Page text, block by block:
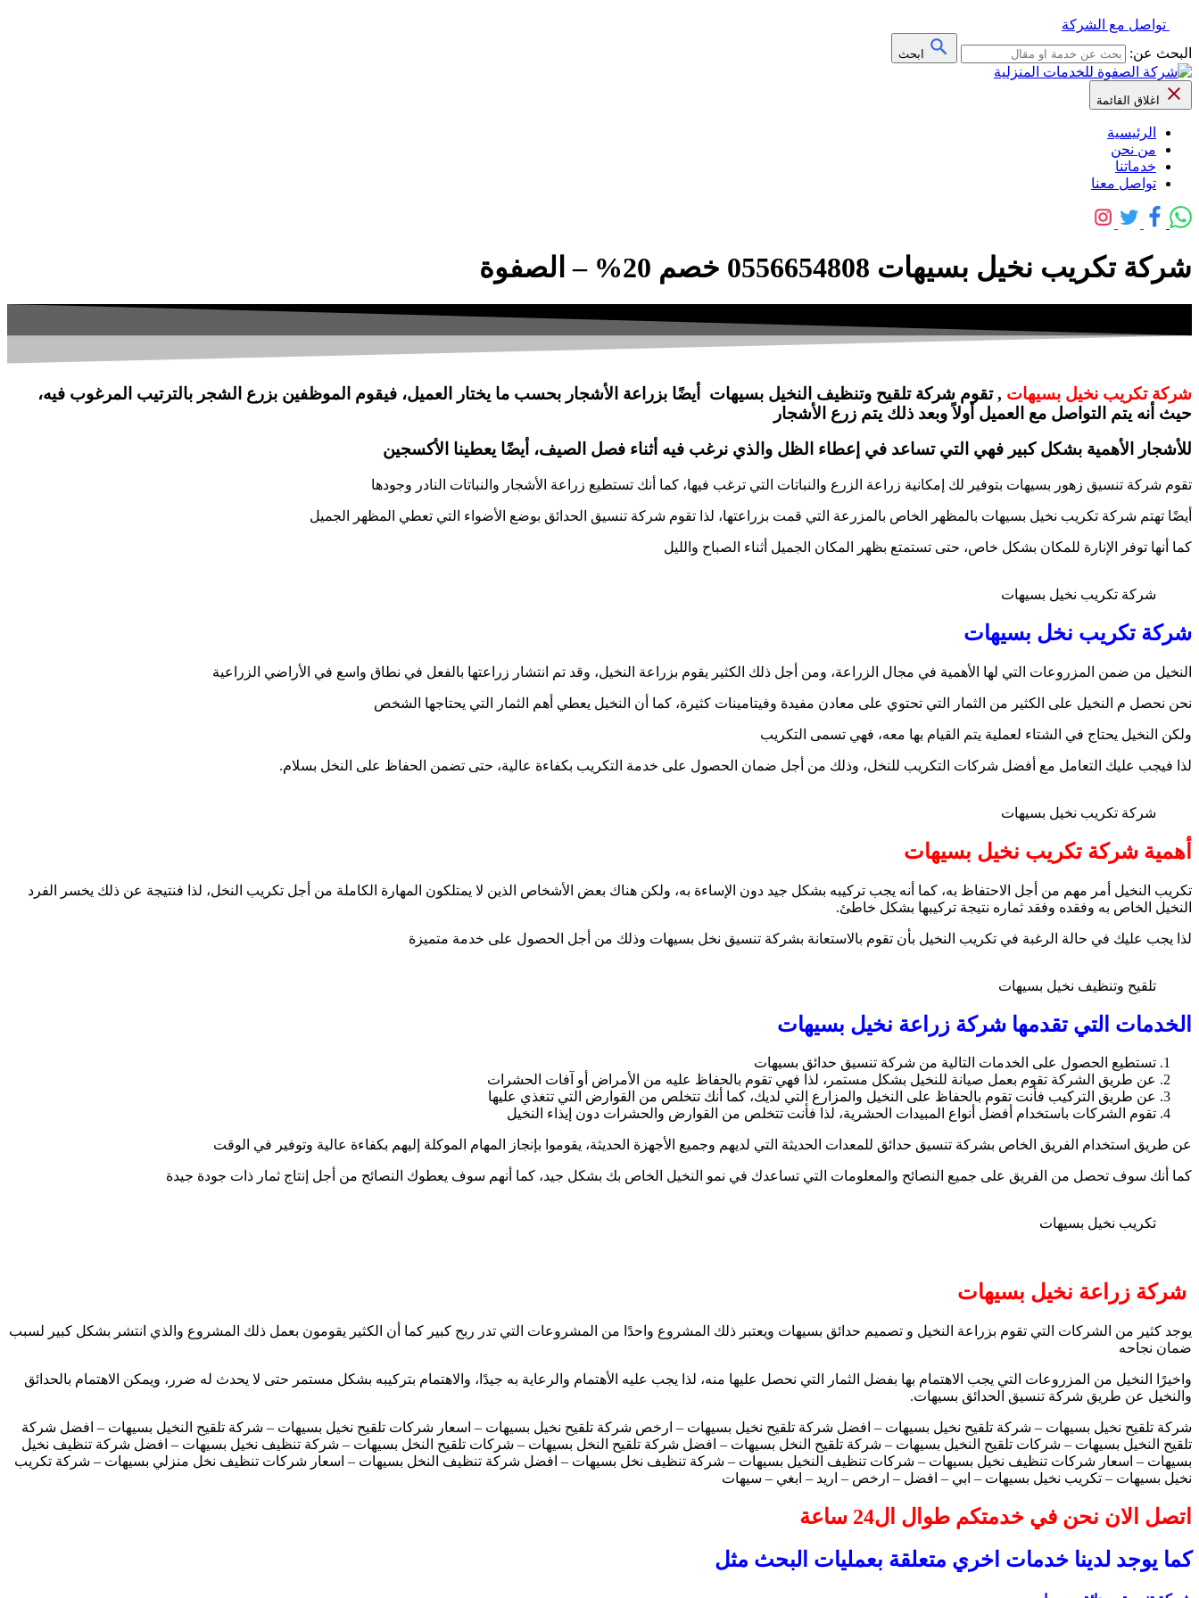
تواصل مع الشركة
البحث عن:
ابحث
اغلاق القائمة
الرئيسية
من نحن
خدماتنا
تواصل معنا
شركة تكريب نخيل بسيهات 0556654808 خصم 20% – الصفوة
شركة تكريب نخيل بسيهات , تقوم شركة تلقيح وتنظيف النخيل بسيهات أيضًا بزراعة الأشجار بحسب ما يختار العميل، فيقوم الموظفين بزرع الشجر بالترتيب المرغوب فيه،
حيث أنه يتم التواصل مع العميل أولاً وبعد ذلك يتم زرع الأشجار
للأشجار الأهمية بشكل كبير فهي التي تساعد في إعطاء الظل والذي نرغب فيه أثناء فصل الصيف، أيضًا يعطينا الأكسجين
تقوم شركة تنسيق زهور بسيهات بتوفير لك إمكانية زراعة الزرع والنباتات التي ترغب فيها، كما أنك تستطيع زراعة الأشجار والنباتات النادر وجودها
أيضًا تهتم شركة تكريب نخيل بسيهات بالمظهر الخاص بالمزرعة التي قمت بزراعتها، لذا تقوم شركة تنسيق الحدائق بوضع الأضواء التي تعطي المظهر الجميل
كما أنها توفر الإنارة للمكان بشكل خاص، حتى تستمتع بظهر المكان الجميل أثناء الصباح والليل
شركة تكريب نخيل بسيهات
شركة تكريب نخل بسيهات
النخيل من ضمن المزروعات التي لها الأهمية في مجال الزراعة، ومن أجل ذلك الكثير يقوم بزراعة النخيل، وقد تم انتشار زراعتها بالفعل في نطاق واسع في الأراضي الزراعية
نحن نحصل م النخيل على الكثير من الثمار التي تحتوي على معادن مفيدة وفيتامينات كثيرة، كما أن النخيل يعطي أهم الثمار التي يحتاجها الشخص
ولكن النخيل يحتاج في الشتاء لعملية يتم القيام بها معه، فهي تسمى التكريب
لذا فيجب عليك التعامل مع أفضل شركات التكريب للنخل، وذلك من أجل ضمان الحصول على خدمة التكريب بكفاءة عالية، حتى تضمن الحفاظ على النخل بسلام.
شركة تكريب نخيل بسيهات
أهمية شركة تكريب نخيل بسيهات
تكريب النخيل أمر مهم من أجل الاحتفاظ به، كما أنه يجب تركيبه بشكل جيد دون الإساءة به، ولكن هناك بعض الأشخاص الذين لا يمتلكون المهارة الكاملة من أجل تكريب النخل، لذا فنتيجة عن ذلك يخسر الفرد
النخيل الخاص به وفقده وفقد ثماره نتيجة تركيبها بشكل خاطئ.
لذا يجب عليك في حالة الرغبة في تكريب النخيل بأن تقوم بالاستعانة بشركة تنسيق نخل بسيهات وذلك من أجل الحصول على خدمة متميزة
تلقيح وتنظيف نخيل بسيهات
الخدمات التي تقدمها شركة زراعة نخيل بسيهات
تستطيع الحصول على الخدمات التالية من شركة تنسيق حدائق بسيهات
عن طريق الشركة تقوم بعمل صيانة للنخيل بشكل مستمر، لذا فهي تقوم بالحفاظ عليه من الأمراض أو آفات الحشرات
عن طريق التركيب فأنت تقوم بالحفاظ على النخيل والمزارع التي لديك، كما أنك تتخلص من القوارض التي تتغذي عليها
تقوم الشركات باستخدام أفضل أنواع المبيدات الحشرية، لذا فأنت تتخلص من القوارض والحشرات دون إيذاء النخيل
عن طريق استخدام الفريق الخاص بشركة تنسيق حدائق للمعدات الحديثة التي لديهم وجميع الأجهزة الحديثة، يقوموا بإنجاز المهام الموكلة إليهم بكفاءة عالية وتوفير في الوقت
كما أنك سوف تحصل من الفريق على جميع النصائح والمعلومات التي تساعدك في نمو النخيل الخاص بك بشكل جيد، كما أنهم سوف يعطوك النصائح من أجل إنتاج ثمار ذات جودة جيدة
تكريب نخيل بسيهات
شركة زراعة نخيل بسيهات
يوجد كثير من الشركات التي تقوم بزراعة النخيل و تصميم حدائق بسيهات ويعتبر ذلك المشروع واحدًا من المشروعات التي تدر ربح كبير كما أن الكثير يقومون بعمل ذلك المشروع والذي انتشر بشكل كبير لسبب
ضمان نجاحه
واخيرًا النخيل من المزروعات التي يجب الاهتمام بها بفضل الثمار التي نحصل عليها منه، لذا يجب عليه الأهتمام والرعاية به جيدًا، والاهتمام بتركيبه بشكل مستمر حتى لا يحدث له ضرر، ويمكن الاهتمام بالحدائق
والنخيل عن طريق شركة تنسيق الحدائق بسيهات.
شركة تلقيح نخيل بسيهات – شركة تلقيح نخيل بسيهات – افضل شركة تلقيح نخيل بسيهات – ارخص شركة تلقيح نخيل بسيهات – اسعار شركات تلقيح نخيل بسيهات – شركة تلقيح النخيل بسيهات – افضل شركة
تلقيح النخيل بسيهات – شركات تلقيح النخيل بسيهات – شركة تلقيح النخل بسيهات – افضل شركة تلقيح النخل بسيهات – شركات تلقيح النخل بسيهات – شركة تنظيف نخيل بسيهات – افضل شركة تنظيف نخيل
بسيهات – اسعار شركات تنظيف نخيل بسيهات – شركات تنظيف النخيل بسيهات – شركة تنظيف نخل بسيهات – افضل شركة تنظيف النخل بسيهات – اسعار شركات تنظيف نخل منزلي بسيهات – شركة تكريب
نخيل بسيهات – تكريب نخيل بسيهات – ابي – افضل – ارخص – اريد – ابغي – سيهات
اتصل الان نحن في خدمتكم طوال ال24 ساعة
كما يوجد لدينا خدمات اخري متعلقة بعمليات البحث مثل